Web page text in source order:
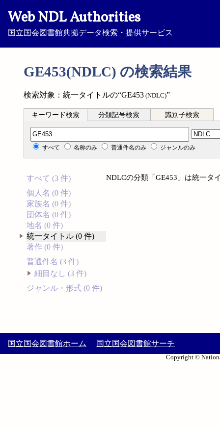
Web NDL Authorities
国立国会図書館典拠データ検索・提供サービス
GE453(NDLC) の検索結果
検索対象：統一タイトルの“GE453 (NDLC)”
キーワード検索 分類記号検索 識別子検索
分類記号検索
すべて 名称のみ 普通件名のみ ジャンルのみ
すべて (3 件)
個人名 (0 件)
家族名 (0 件)
団体名 (0 件)
地名 (0 件)
統一タイトル (0 件)
著作 (0 件)
普通件名 (3 件)
細目なし (3 件)
ジャンル・形式 (0 件)
NDLCの分類「GE453」は統一タ
国立国会図書館ホーム 国立国会図書館サーチ
Copyright ©